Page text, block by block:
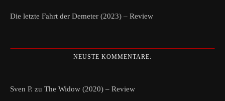
Die letzte Fahrt der Demeter (2023) – Review
NEUSTE KOMMENTARE:
Sven P. zu The Widow (2020) – Review